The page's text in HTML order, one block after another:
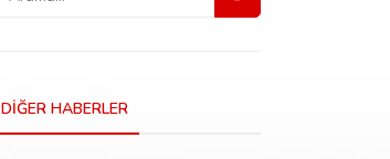
DİĞER HABERLER